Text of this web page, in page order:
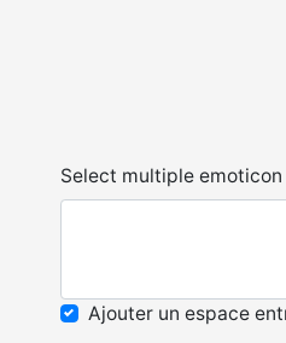
Select multiple emoticon
Ajouter un espace